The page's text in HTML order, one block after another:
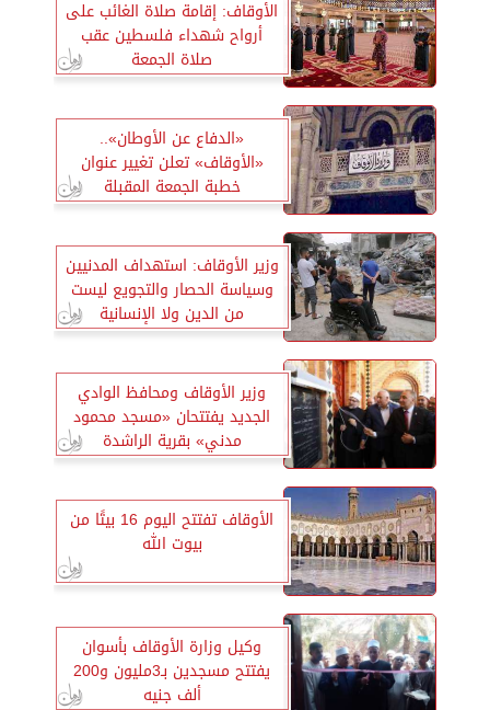
الأوقاف: إقامة صلاة الغائب على
أرواح شهداء فلسطين عقب
صلاة الجمعة
«الدفاع عن الأوطان»..
«الأوقاف» تعلن تغيير عنوان
خطبة الجمعة المقبلة
وزير الأوقاف: استهداف المدنيين
وسياسة الحصار والتجويع ليست
من الدين ولا الإنسانية
وزير الأوقاف ومحافظ الوادي
الجديد يفتتحان «مسجد محمود
مدني» بقرية الراشدة
الأوقاف تفتتح اليوم 16 بيتًا من
بيوت الله
وكيل وزارة الأوقاف بأسوان
يفتتح مسجدين بـ3مليون و200
ألف جنيه